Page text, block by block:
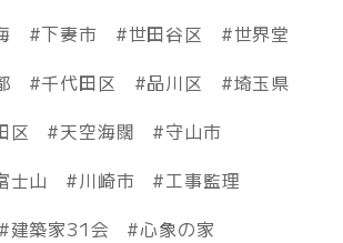
下妻市 世田谷区
世界堂
千代田区 品川区
埼玉県
区 天空海闊
守山市
士山 川崎市
工事監理
建築家31会
心象の家